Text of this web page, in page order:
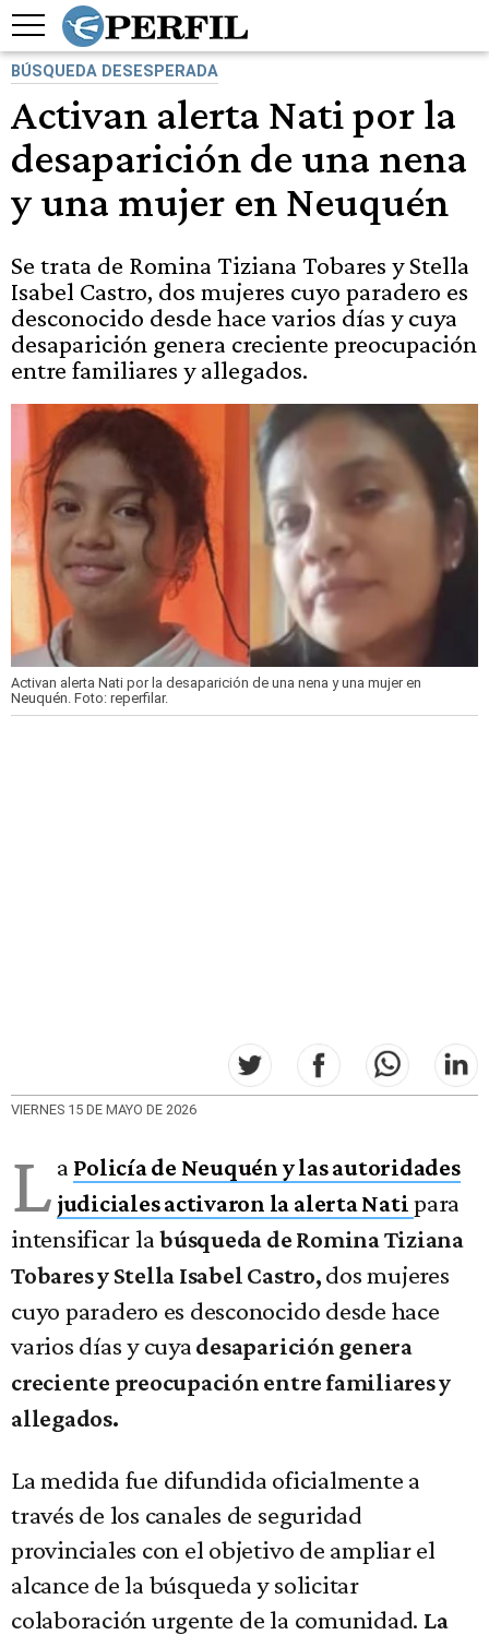
BÚSQUEDA DESESPERADA
Activan alerta Nati por la
desaparición de una nena
y una mujer en Neuquén
Se trata de Romina Tiziana Tobares y Stella
Isabel Castro, dos mujeres cuyo paradero es
desconocido desde hace varios días y cuya
desaparición genera creciente preocupación
entre familiares y allegados.
Activan alerta Nati por la desaparición de una nena y una mujer en
Neuquén. Foto: reperfilar.
VIERNES 15 DE MAYO DE 2026
L a Policía de Neuquén y las autoridades
judiciales activaron la alerta Nati para
intensificar labúsqueda de Romina Tiziana
Tobares y Stella Isabel Castro, dos mujeres
cuyo paradero es desconocido desde hace
varios días y cuya desaparición genera
creciente preocupación entre familiares y
allegados.
La medida fue difundida oficialmente a
través de los canales de seguridad
provinciales con el objetivo de ampliar el
alcance de la búsqueda y solicitar
colaboración urgente de la comunidad. La